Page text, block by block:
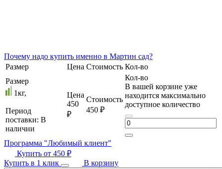
Почему надо купить именно в Мартин сад?
Размер
Цена Стоимость Кол-во
Размер
1кг,
Период
поставки: В
наличии
Цена
450
₽
Стоимость
450 ₽
Кол-во
В вашей корзине уже
находится максимально
доступное количество
Программа "Любимый клиент"
Купить от 450 ₽
Купить в 1 клик
В корзину